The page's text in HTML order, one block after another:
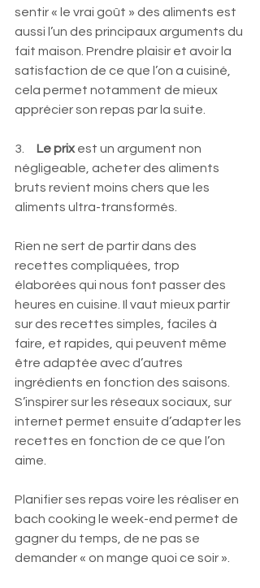
sentir « le vrai goût » des aliments est
aussi l’un des principaux arguments du
fait maison. Prendre plaisir et avoir la
satisfaction de ce que l’on a cuisiné,
cela permet notamment de mieux
apprécier son repas par la suite.
3. Le prix est un argument non
négligeable, acheter des aliments
bruts revient moins chers que les
aliments ultra-transformés.
Rien ne sert de partir dans des
recettes compliquées, trop
élaborées qui nous font passer des
heures en cuisine. Il vaut mieux partir
sur des recettes simples, faciles à
faire, et rapides, qui peuvent même
être adaptée avec d’autres
ingrédients en fonction des saisons.
S’inspirer sur les réseaux sociaux, sur
internet permet ensuite d’adapter les
recettes en fonction de ce que l’on
aime.
Planifier ses repas voire les réaliser en
bach cooking le week-end permet de
gagner du temps, de ne pas se
demander « on mange quoi ce soir ».